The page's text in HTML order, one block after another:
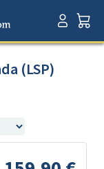
(LSP)